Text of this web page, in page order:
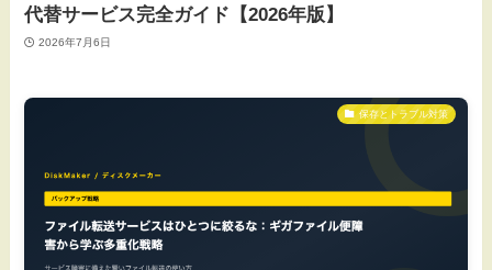
代替サービス完全ガイド【2026年版】
2026年7月6日
保存とトラブル対策